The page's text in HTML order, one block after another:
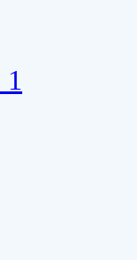
1